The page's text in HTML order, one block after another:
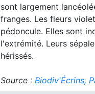
sont largement
franges. Les fleurs
pédoncule. Elles sont
l'extrémité. Leurs
hérissés.
Source :Biodiv'Écrins,